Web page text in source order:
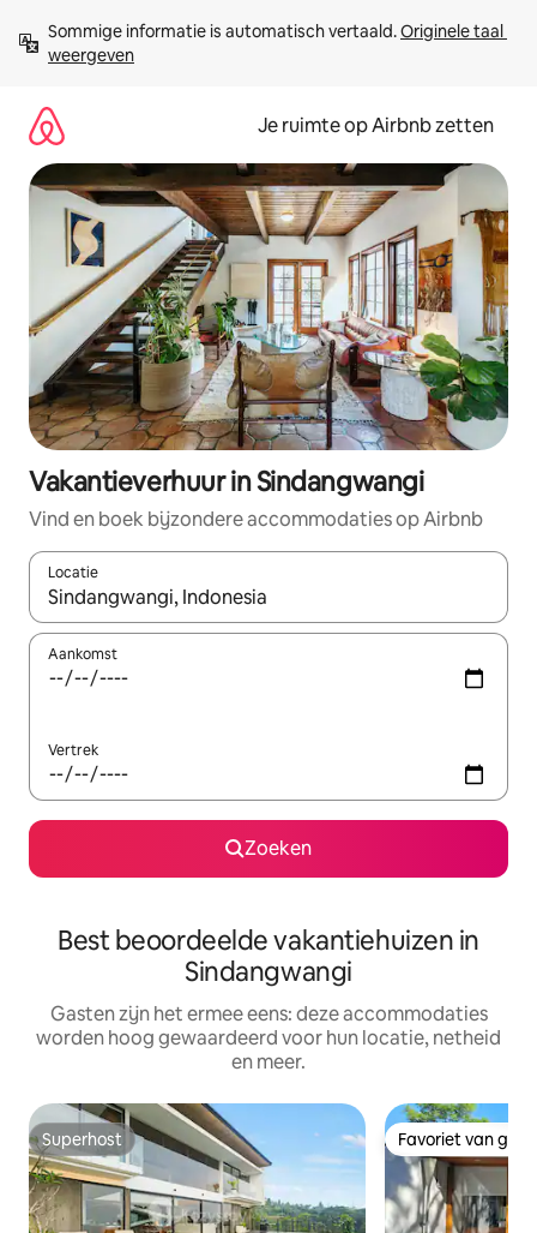
direct
naar
Sommige informatie is automatisch vertaald. Originele taal
weergeven
Je ruimte op Airbnb zetten
Vakantieverhuur in Sindangwangi
Vind en boek bijzondere accommodaties op Airbnb
Locatie
Wanneer er suggesties beschikbaar zijn, maak je een keuze
Aankomst
Vertrek
Zoeken
Best beoordeelde vakantiehuizen in
Sindangwangi
Gasten zijn het ermee eens: deze accommodaties
worden hoog gewaardeerd voor hun locatie, netheid
en meer.
Superhost
Superhost Favoriet van
Favoriet van